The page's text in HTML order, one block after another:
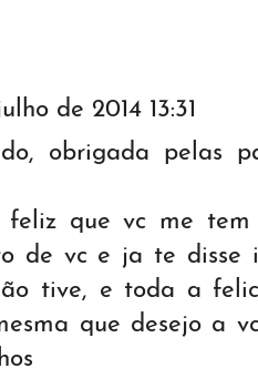
de 2014 13:31
obrigada pelas
feliz que vc me tem
de vc e ja te disse
tive, e toda a
que desejo a